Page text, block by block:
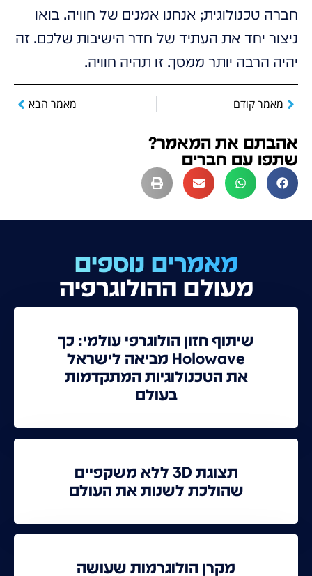
חברה טכנולוגית; אנחנו אמנים של חוויה. בואו
ניצור יחד את העתיד של חדר הישיבות שלכם. זה
יהיה הרבה יותר ממסך. זו תהיה חוויה.
מאמר קודם מאמר הבא
אהבתם את המאמר?
שתפו עם חברים
מאמרים נוספים
מעולם ההולוגרפיה
שיתוף חזון הולוגרפי עולמי: כך
Holowave מביאה לישראל
את הטכנולוגיות המתקדמות
בעולם
תצוגת 3D ללא משקפיים
שהולכת לשנות את העולם
מקרן הולוגרמות שעושה